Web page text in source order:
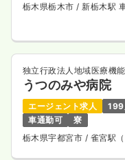
栃木県栃木市 / 新栃木駅
独立行政法人地域医療機
うつのみや病院
エージェント求人 199
車通勤可
寮
栃木県宇都宮市 / 雀宮駅